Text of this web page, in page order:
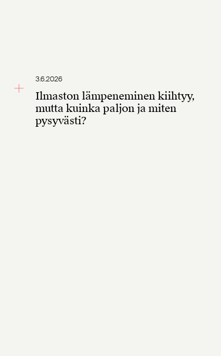
3.6.2026
Ilmaston lämpeneminen kiihtyy,
mutta kuinka paljon ja miten
pysyvästi?